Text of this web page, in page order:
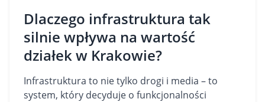
Dlaczego infrastruktura tak
silnie wpływa na wartość
działek w Krakowie?
Infrastruktura to nie tylko drogi i media – to
system, który decyduje o funkcjonalności